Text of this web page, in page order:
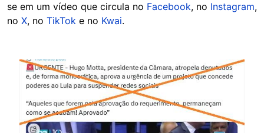
se em um vídeo que circula no Facebook, no Instagram,
no X, no TikTok e no Kwai.
Image